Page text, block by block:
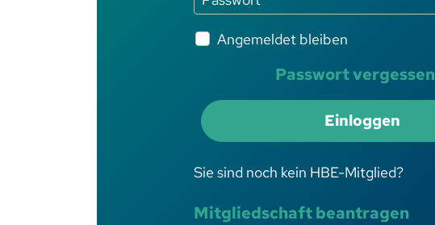
Angemeldet bleiben
Passwort vergessen
Einloggen
Sie sind noch kein HBE-Mitglied?
Mitgliedschaft beantragen